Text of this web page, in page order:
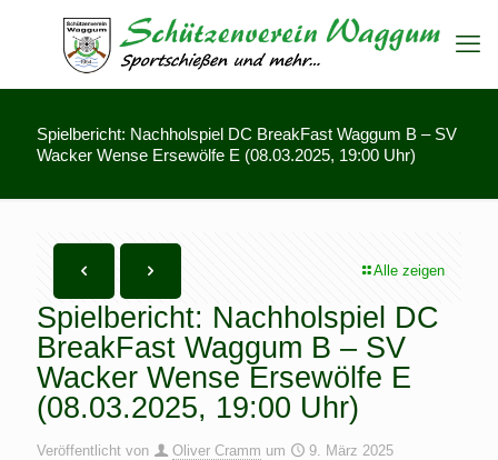
Spielbericht: Nachholspiel DC BreakFast Waggum B – SV
Wacker Wense Ersewölfe E (08.03.2025, 19:00 Uhr)
Alle zeigen
Spielbericht: Nachholspiel DC
BreakFast Waggum B – SV
Wacker Wense Ersewölfe E
(08.03.2025, 19:00 Uhr)
Veröffentlicht von Oliver Cramm um 9. März 2025